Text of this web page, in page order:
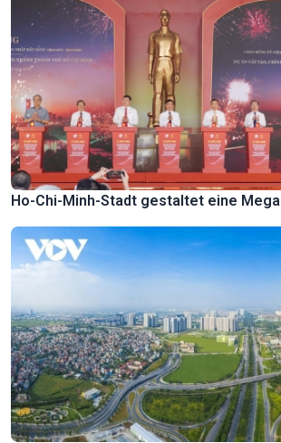
Ho-Chi-Minh-Stadt gestaltet eine